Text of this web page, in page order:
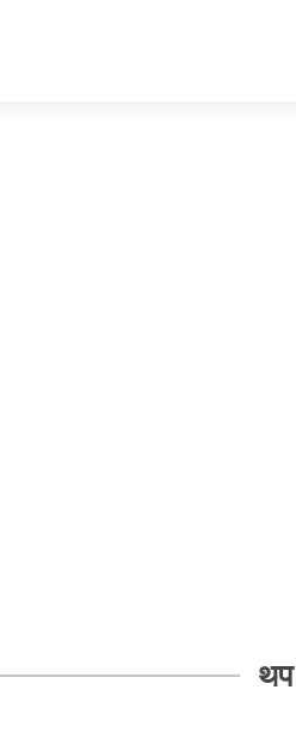
थप